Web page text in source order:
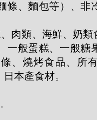
條、麵包等）、非
肉類、海鮮、奶類
一般蛋糕、一般糖
、燒烤食品、所
本產食材。